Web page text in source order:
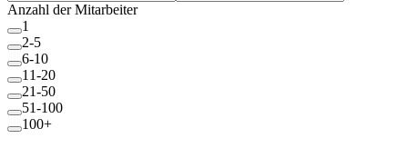
Anzahl der Mitarbeiter
1
2-5
6-10
11-20
21-50
51-100
100+